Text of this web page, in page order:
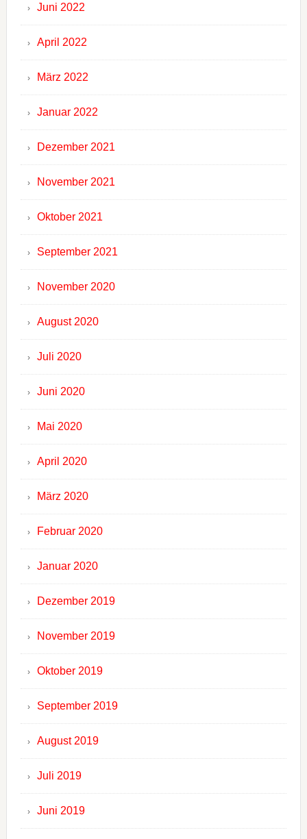
Juni 2022
April 2022
März 2022
Januar 2022
Dezember 2021
November 2021
Oktober 2021
September 2021
November 2020
August 2020
Juli 2020
Juni 2020
Mai 2020
April 2020
März 2020
Februar 2020
Januar 2020
Dezember 2019
November 2019
Oktober 2019
September 2019
August 2019
Juli 2019
Juni 2019